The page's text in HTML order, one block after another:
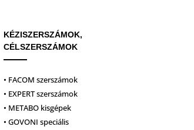
KÉZISZERSZÁMOK,
CÉLSZERSZÁMOK
• FACOM szerszámok
• EXPERT szerszámok
• METABO kisgépek
• GOVONI speciális